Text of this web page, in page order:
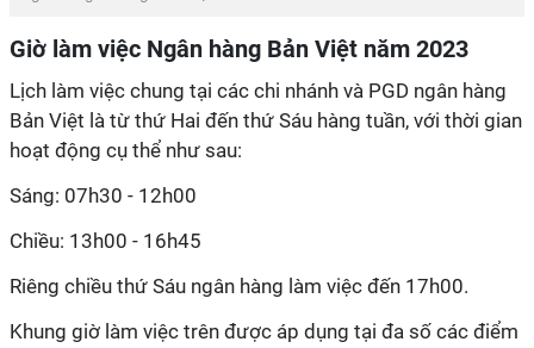
Giờ làm việc Ngân hàng Bản Việt năm 2023
Lịch làm việc chung tại các chi nhánh và PGD ngân hàng
Bản Việt là từ thứ Hai đến thứ Sáu hàng tuần, với thời gian
hoạt động cụ thể như sau:
Sáng: 07h30 - 12h00
Chiều: 13h00 - 16h45
Riêng chiều thứ Sáu ngân hàng làm việc đến 17h00.
Khung giờ làm việc trên được áp dụng tại đa số các điểm